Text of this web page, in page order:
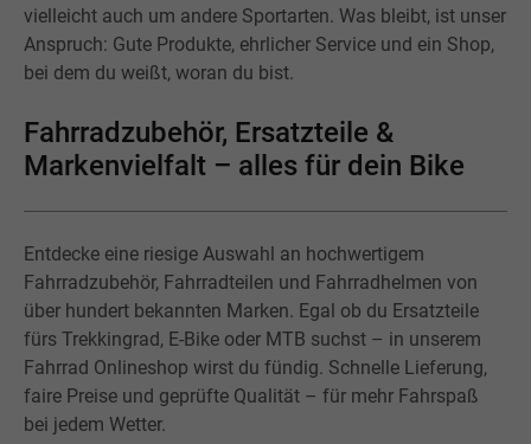
vielleicht auch um andere Sportarten. Was bleibt, ist unser
Anspruch: Gute Produkte, ehrlicher Service und ein Shop,
bei dem du weißt, woran du bist.
Fahrradzubehör, Ersatzteile &
Markenvielfalt – alles für dein Bike
Entdecke eine riesige Auswahl an hochwertigem
Fahrradzubehör, Fahrradteilen und Fahrradhelmen von
über hundert bekannten Marken. Egal ob du Ersatzteile
fürs Trekkingrad, E-Bike oder MTB suchst – in unserem
Fahrrad Onlineshop wirst du fündig. Schnelle Lieferung,
faire Preise und geprüfte Qualität – für mehr Fahrspaß
bei jedem Wetter.